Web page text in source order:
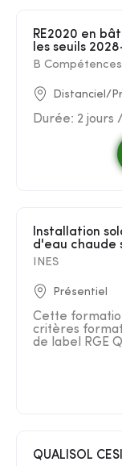
RE2020 en bâtiment tertiaire neuf : anticipez
les seuils
B Compétences
Distanciel/
Durée: 2 jours
d'eau chaude
INES
Présentiel
Cette
critères
de label RGE
QUALISOL